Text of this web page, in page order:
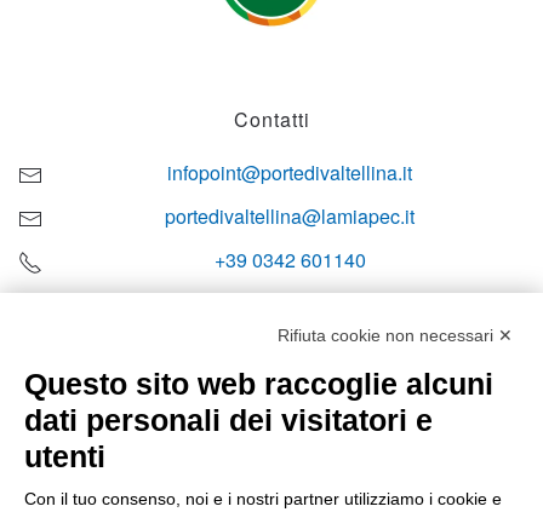
Contatti
infopoint@portedivaltellina.it
portedivaltellina@lamiapec.it
+39 0342 601140
Orari di apertura
Rifiuta cookie non necessari ✕
Questo sito web raccoglie alcuni
dati personali dei visitatori e
utenti
Con il tuo consenso, noi e i nostri partner utilizziamo i cookie e